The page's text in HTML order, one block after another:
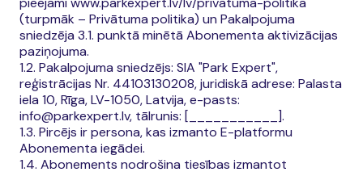
(turpmāk – Privātuma politika) un Pakalpojuma
sniedzēja 3.1. punktā minētā Abonementa aktivizācijas
paziņojuma.
1.2. Pakalpojuma sniedzējs: SIA "Park Expert",
reģistrācijas Nr. 44103130208, juridiskā adrese: Palasta
iela 10, Rīga, LV-1050, Latvija, e-pasts:
info@parkexpert.lv, tālrunis: [___________].
1.3. Pircējs ir persona, kas izmanto E-platformu
Abonementa iegādei.
1.4. Abonements nodrošina tiesības izmantot